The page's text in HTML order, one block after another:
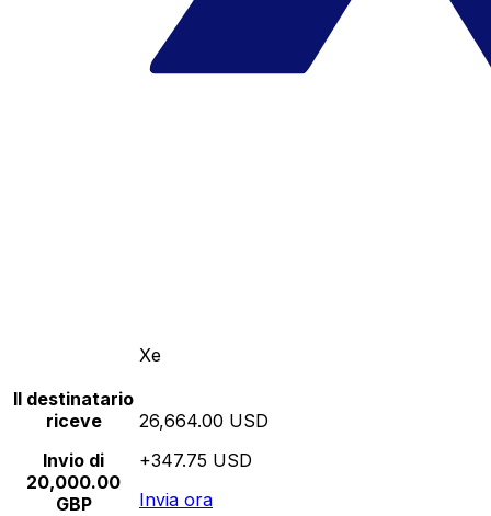
Xe
Il destinatario
riceve
Invio di
20,000.00
GBP
26,664.00 USD
+347.75 USD
Invia ora